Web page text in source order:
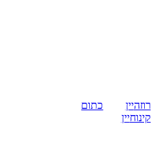
רוזהיין
קינוחיין
כתום